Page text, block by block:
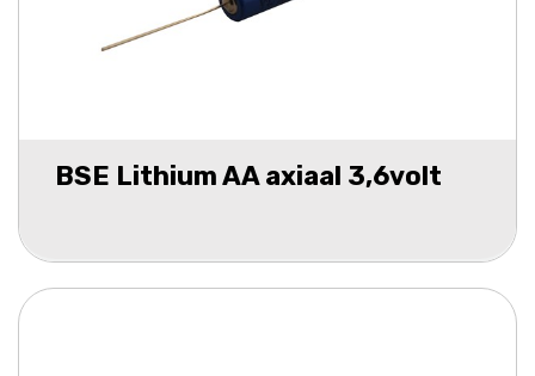
BSE Lithium AA axiaal 3,6volt